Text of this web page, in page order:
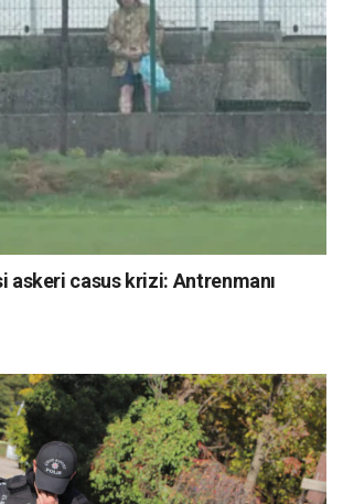
askeri casus krizi: Antrenmanı